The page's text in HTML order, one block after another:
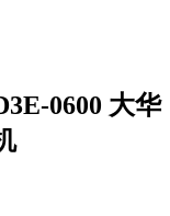
0600 大华